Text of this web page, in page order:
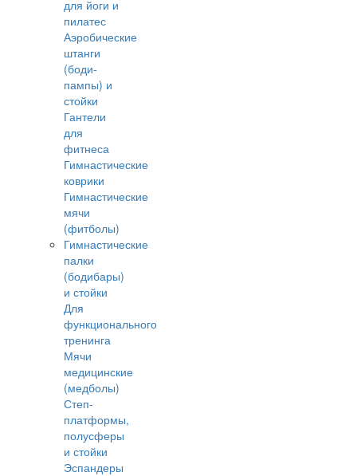
для йоги и
пилатес
Аэробические
штанги
(боди-
пампы) и
стойки
Гантели
для
фитнеса
Гимнастические
коврики
Гимнастические
мячи
(фитболы)
Гимнастические
палки
(бодибары)
и стойки
Для
функционального
тренинга
Мячи
медицинские
(медболы)
Степ-
платформы,
полусферы
и стойки
Эспандеры